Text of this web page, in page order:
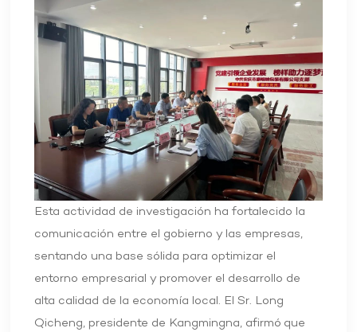
Esta actividad de investigación ha fortalecido la
comunicación entre el gobierno y las empresas,
sentando una base sólida para optimizar el
entorno empresarial y promover el desarrollo de
alta calidad de la economía local. El Sr. Long
Qicheng, presidente de Kangmingna, afirmó que